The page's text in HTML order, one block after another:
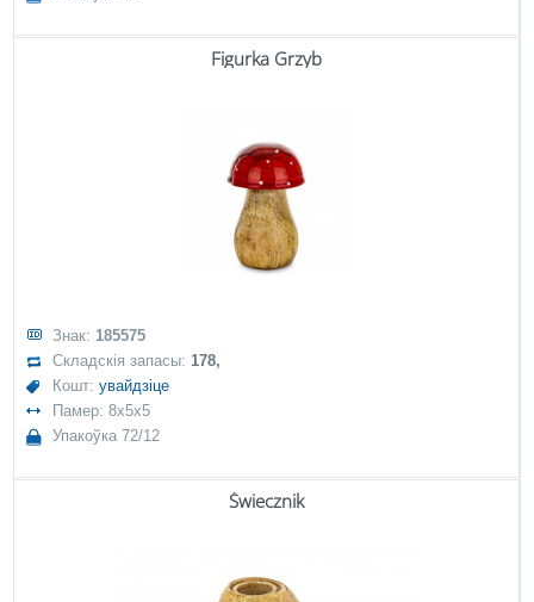
Figurka Grzyb
Знак: 185575
Складскія запасы:178,
Кошт:увайдзіце
Памер: 8x5x5
Упакоўка 72/12
Świecznik